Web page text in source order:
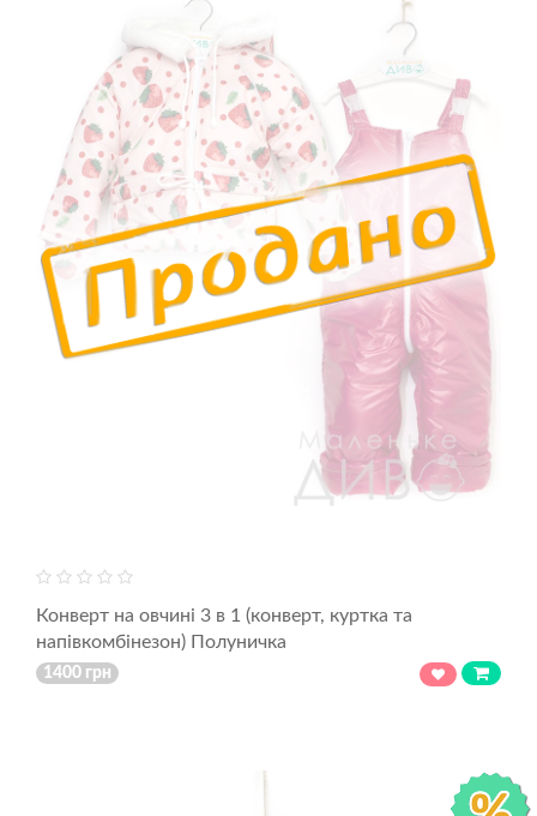
Конверт на овчині 3 в 1 (конверт, куртка та
напівкомбінезон) Полуничка
1400 грн